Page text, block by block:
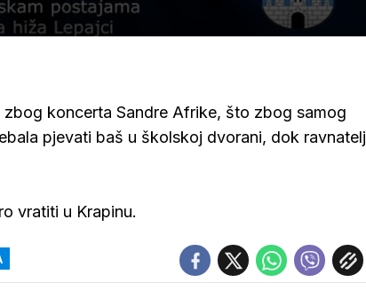
koncerta Sandre Afrike, što zbog samog
pjevati baš u školskoj dvorani, dok ravnatelj
vratiti u Krapinu.